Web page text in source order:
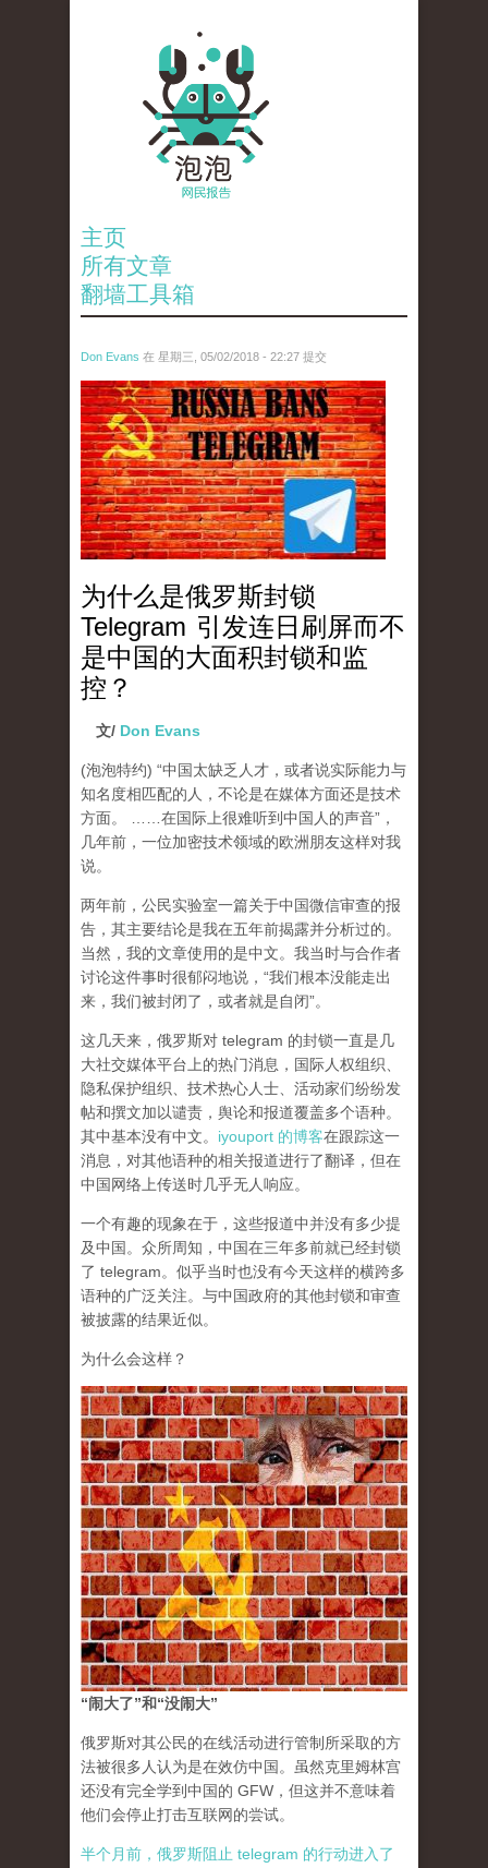
主页
所有文章
翻墙工具箱
Don Evans 在 星期三, 05/02/2018 - 22:27 提交
tou_.jpeg
为什么是俄罗斯封锁
Telegram 引发连日刷屏而不
是中国的大面积封锁和监
控？
文/ Don Evans
(泡泡特约) “中国太缺乏人才，或者说实际能力与
知名度相匹配的人，不论是在媒体方面还是技术
方面。 ……在国际上很难听到中国人的声音”，
几年前，一位加密技术领域的欧洲朋友这样对我
说。
两年前，公民实验室一篇关于中国微信审查的报
告，其主要结论是我在五年前揭露并分析过的。
当然，我的文章使用的是中文。我当时与合作者
讨论这件事时很郁闷地说，“我们根本没能走出
来，我们被封闭了，或者就是自闭”。
这几天来，俄罗斯对 telegram 的封锁一直是几
大社交媒体平台上的热门消息，国际人权组织、
隐私保护组织、技术热心人士、活动家们纷纷发
帖和撰文加以谴责，舆论和报道覆盖多个语种。
其中基本没有中文。 iyouport 的博客在跟踪这一
消息，对其他语种的相关报道进行了翻译，但在
中国网络上传送时几乎无人响应。
一个有趣的现象在于，这些报道中并没有多少提
及中国。众所周知，中国在三年多前就已经封锁
了 telegram。似乎当时也没有今天这样的横跨多
语种的广泛关注。与中国政府的其他封锁和审查
被披露的结果近似。
为什么会这样？
“闹大了”和“没闹大”
俄罗斯对其公民的在线活动进行管制所采取的方
法被很多人认为是在效仿中国。虽然克里姆林宫
还没有完全学到中国的 GFW，但这并不意味着
他们会停止打击互联网的尝试。
半个月前，俄罗斯阻止 telegram 的行动进入了